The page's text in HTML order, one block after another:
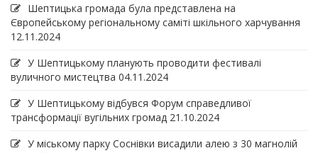
Шептицька громада була представлена на
Європейському регіональному саміті шкільного харчування
12.11.2024
У Шептицькому планують проводити фестивалі
вуличного мистецтва 04.11.2024
У Шептицькому відбувся Форум справедливої
трансформації вугільних громад 21.10.2024
У міському парку Соснівки висадили алею з 30 магнолій